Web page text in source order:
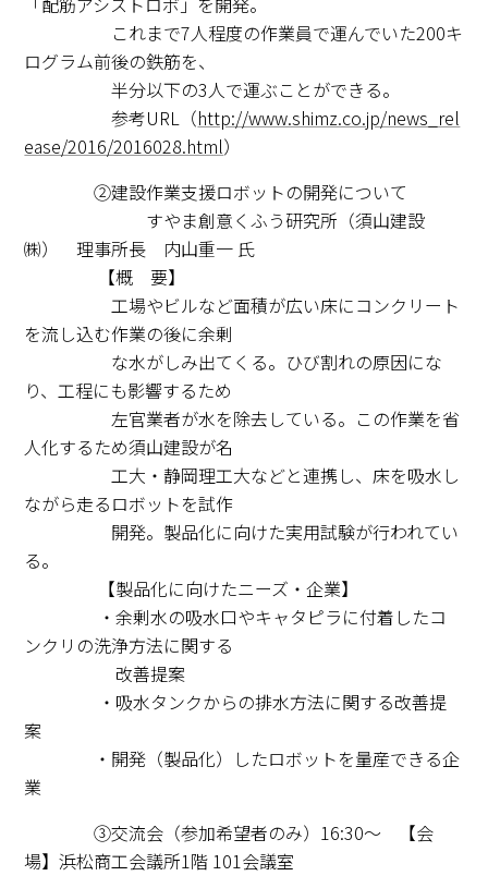
これまで7人程度の作業員で運んでいた200キ
ログラム前後の鉄筋を、
半分以下の3人で運ぶことができる。
参考URL（http://www.shimz.co.jp/news_rel
ease/2016/2016028.html）
②建設作業支援ロボットの開発について
すやま創意くふう研究所（須山建設
㈱） 理事所長 内山重一 氏
【概 要】
工場やビルなど面積が広い床にコンクリート
を流し込む作業の後に余剰
な水がしみ出てくる。ひび割れの原因にな
り、工程にも影響するため
左官業者が水を除去している。この作業を省
人化するため須山建設が名
工大・静岡理工大などと連携し、床を吸水し
ながら走るロボットを試作
開発。製品化に向けた実用試験が行われてい
る。
【製品化に向けたニーズ・企業】
・余剰水の吸水口やキャタピラに付着したコ
ンクリの洗浄方法に関する
改善提案
・吸水タンクからの排水方法に関する改善提
案
・開発（製品化）したロボットを量産できる企
業
③交流会（参加希望者のみ） 16:30～ 【会
場】浜松商工会議所1階 101会議室